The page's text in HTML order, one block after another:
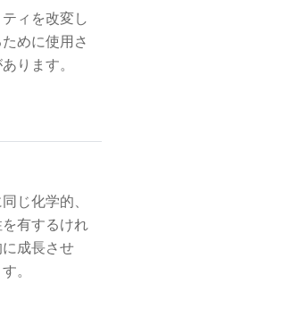
ィを改変し
めに使用さ
ります。
じ化学的、
有するけれ
成長させ
。